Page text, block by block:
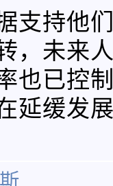
支持他
，未来
也已控
延缓发